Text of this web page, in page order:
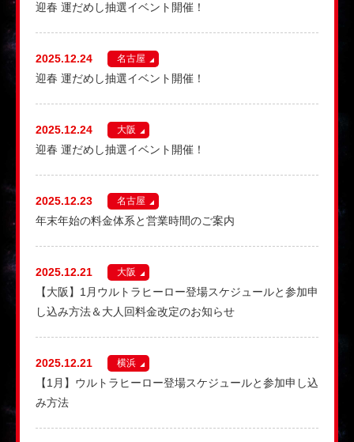
迎春 運だめし抽選イベント開催！
2025.12.24
迎春 運だめし抽選イベント開催！
名古屋
2025.12.24
迎春 運だめし抽選イベント開催！
大阪
2025.12.23
年末年始の料金体系と営業時間のご案内
名古屋
2025.12.21
【大阪】1月ウルトラヒーロー登場スケジュールと参加申
し込み方法＆大人回料金改定のお知らせ
大阪
2025.12.21
【1月】ウルトラヒーロー登場スケジュールと参加申し込
み方法
横浜